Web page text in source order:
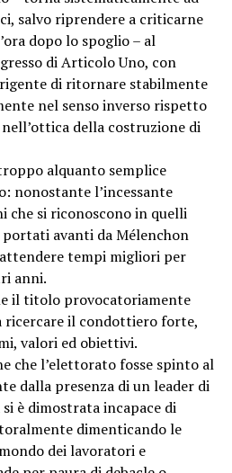
salvo riprendere a criticarne
dopo lo spoglio – al
di Articolo Uno, con
di ritornare stabilmente
nel senso inverso rispetto
della costruzione di
alquanto semplice
nonostante l’incessante
si riconoscono in quelli
avanti da Mélenchon
tempi migliori per
anni.
il titolo provocatoriamente
ricercare il condottiero forte,
valori ed obiettivi.
che l’elettorato fosse spinto al
dalla presenza di un leader di
è dimostrata incapace di
dimenticando le
dei lavoratori e